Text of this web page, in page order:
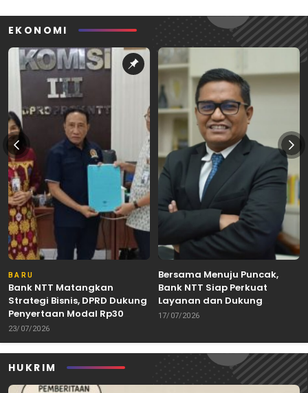
EKONOMI
BARU
Bank NTT Matangkan
Strategi Bisnis, DPRD Dukung
Penyertaan Modal Rp30
Miliar
23/07/2026
Bersama Menuju Puncak,
Bank NTT Siap Perkuat
Layanan dan Dukung
Pertumbuhan Ekonomi NTT
17/07/2026
HUKRIM